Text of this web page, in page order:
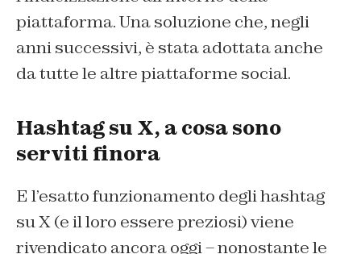
piattaforma. Una soluzione che, negli
anni successivi, è stata adottata anche
da tutte le altre piattaforme social.
Hashtag su X, a cosa sono
serviti finora
E l’esatto funzionamento degli hashtag
su X (e il loro essere preziosi) viene
rivendicato ancora oggi – nonostante le